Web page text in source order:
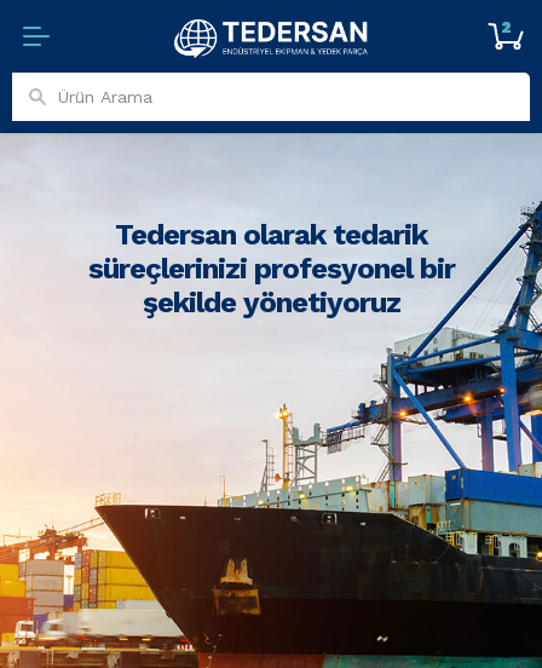
2
Tedersan olarak tedarik
süreçlerinizi profesyonel bir
şekilde yönetiyoruz